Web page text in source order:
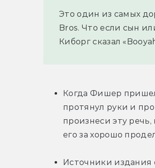
Это один из самых
Bros. Что если сын
Киборг сказал
Когда Фишер
протянул руки и
произнеси эту
его за хорошо
Источники издания